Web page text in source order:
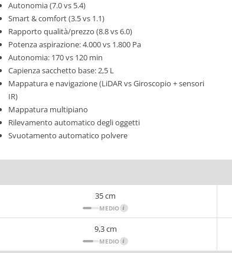
Autonomia (7.0 vs 5.4)
Smart & comfort (3.5 vs 1.1)
Rapporto qualità/prezzo (8.8 vs 6.0)
Potenza aspirazione: 4.000 vs 1.800 Pa
Autonomia: 170 vs 120 min
Capienza sacchetto base: 2,5 L
Mappatura e navigazione (LiDAR vs Giroscopio + sensori
IR)
Mappatura multipiano
Rilevamento automatico degli oggetti
Svuotamento automatico polvere
35 cm
MEDIO i
9,3 cm
MEDIO i